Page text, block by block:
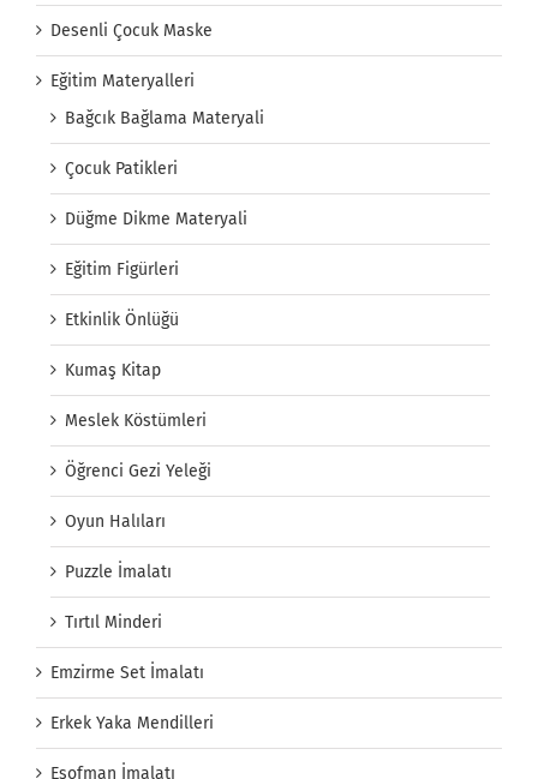
Desenli Çocuk Maske
Eğitim Materyalleri
Bağcık Bağlama Materyali
Çocuk Patikleri
Düğme Dikme Materyali
Eğitim Figürleri
Etkinlik Önlüğü
Kumaş Kitap
Meslek Köstümleri
Öğrenci Gezi Yeleği
Oyun Halıları
Puzzle İmalatı
Tırtıl Minderi
Emzirme Set İmalatı
Erkek Yaka Mendilleri
Eşofman İmalatı